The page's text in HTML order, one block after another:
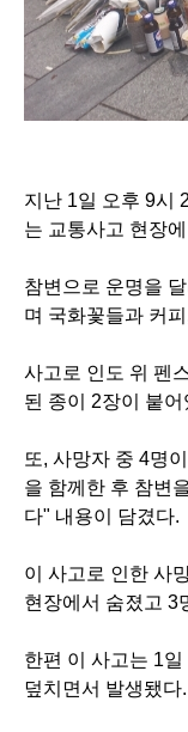
지난 1일 오후 9시
는 교통사고 현장
참변으로 운명을
며 국화꽃들과 커
사고로 인도 위 펜
된 종이 2장이 붙어
또, 사망자 중 4명
을 함께한 후 참변
다" 내용이 담겼다.
이 사고로 인한 사
현장에서 숨졌고 3
한편 이 사고는 1
덮치면서 발생됐다.